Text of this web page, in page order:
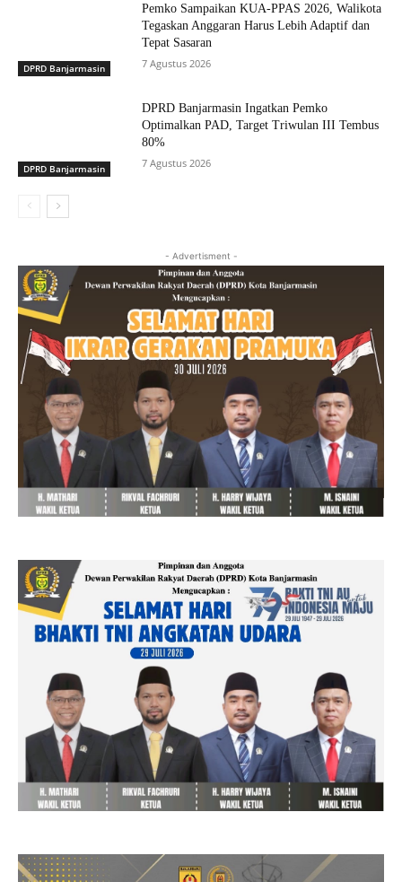
DPRD Banjarmasin
Pemko Sampaikan KUA-PPAS 2026, Walikota
Tegaskan Anggaran Harus Lebih Adaptif dan
Tepat Sasaran
7 Agustus 2026
DPRD Banjarmasin
DPRD Banjarmasin Ingatkan Pemko
Optimalkan PAD, Target Triwulan III Tembus
80%
7 Agustus 2026
- Advertisment -